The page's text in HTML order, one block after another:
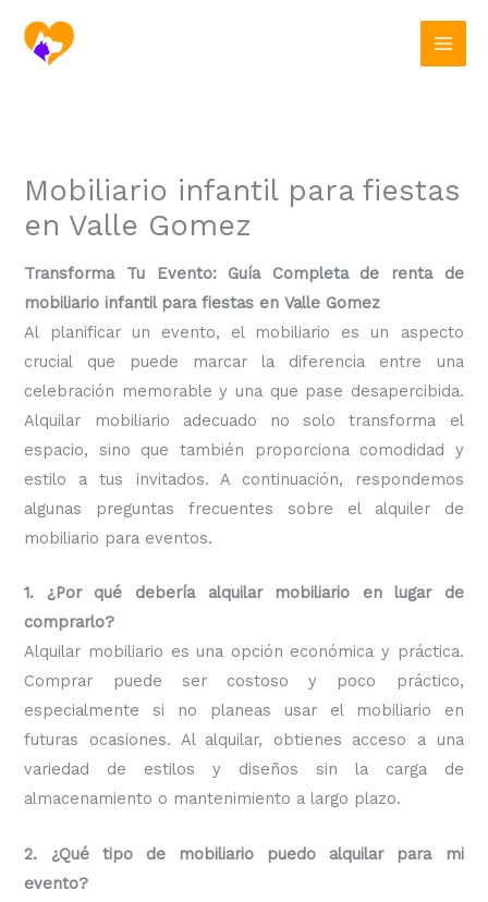
contenido
Mobiliario infantil para fiestas
en Valle Gomez
Transforma Tu Evento: Guía Completa de renta de
mobiliario infantil para fiestas en Valle Gomez
Al planificar un evento, el mobiliario es un aspecto
crucial que puede marcar la diferencia entre una
celebración memorable y una que pase desapercibida.
Alquilar mobiliario adecuado no solo transforma el
espacio, sino que también proporciona comodidad y
estilo a tus invitados. A continuación, respondemos
algunas preguntas frecuentes sobre el alquiler de
mobiliario para eventos.
1. ¿Por qué debería alquilar mobiliario en lugar de
comprarlo?
Alquilar mobiliario es una opción económica y práctica.
Comprar puede ser costoso y poco práctico,
especialmente si no planeas usar el mobiliario en
futuras ocasiones. Al alquilar, obtienes acceso a una
variedad de estilos y diseños sin la carga de
almacenamiento o mantenimiento a largo plazo.
2. ¿Qué tipo de mobiliario puedo alquilar para mi
evento?